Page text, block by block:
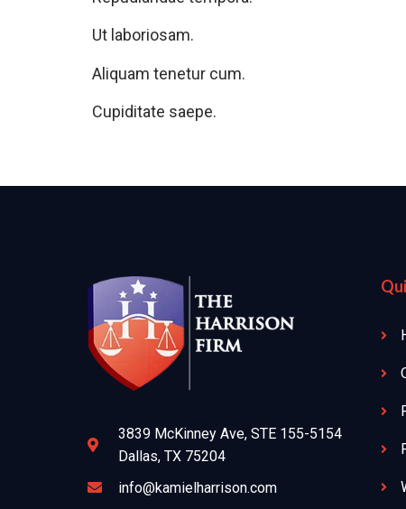
Ut laboriosam.
Aliquam tenetur cum.
Cupiditate saepe.
3839 McKinney Ave, STE 155-5154
Dallas, TX 75204
info@kamielharrison.com